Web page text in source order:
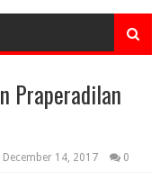
Praperadilan
14, 2017 0